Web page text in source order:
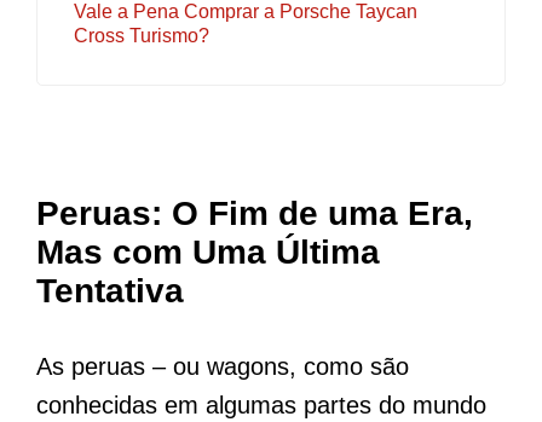
Vale a Pena Comprar a Porsche Taycan
Cross Turismo?
Peruas: O Fim de uma Era,
Mas com Uma Última
Tentativa
As peruas – ou wagons, como são
conhecidas em algumas partes do mundo